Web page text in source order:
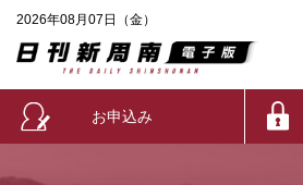
2026年08月07日（金）
お申込み